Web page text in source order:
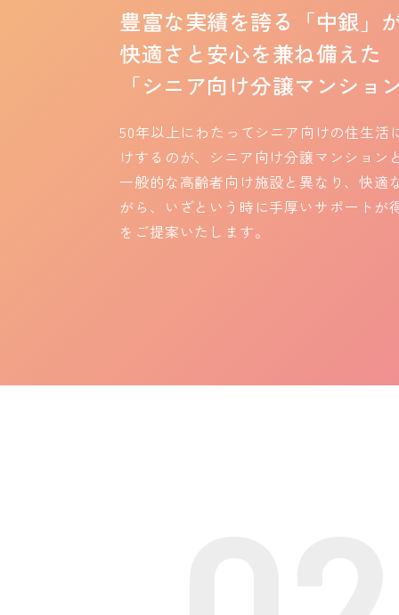
豊富な実績を誇る「中銀」
快適さと安心を兼ね備えた
「シニア向け分譲マンショ
50年以上にわたってシニア向けの住生活
けするのが、シニア向け分譲マンション
一般的な高齢者向け施設と異なり、快適
がら、いざという時に手厚いサポートが
をご提案いたします。